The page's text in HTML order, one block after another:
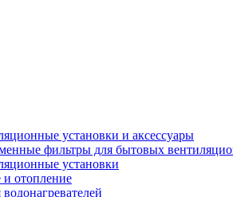
установки и аксессуары
фильтры для бытовых
установки
отопление